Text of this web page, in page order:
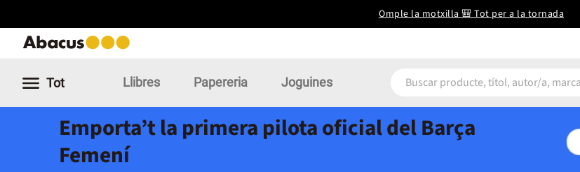
Omple la motxilla 🎒 Tot per a la tornada
Tot Llibres Papereria Joguines
Emporta’t la primera pilota oficial del Barça
Femení